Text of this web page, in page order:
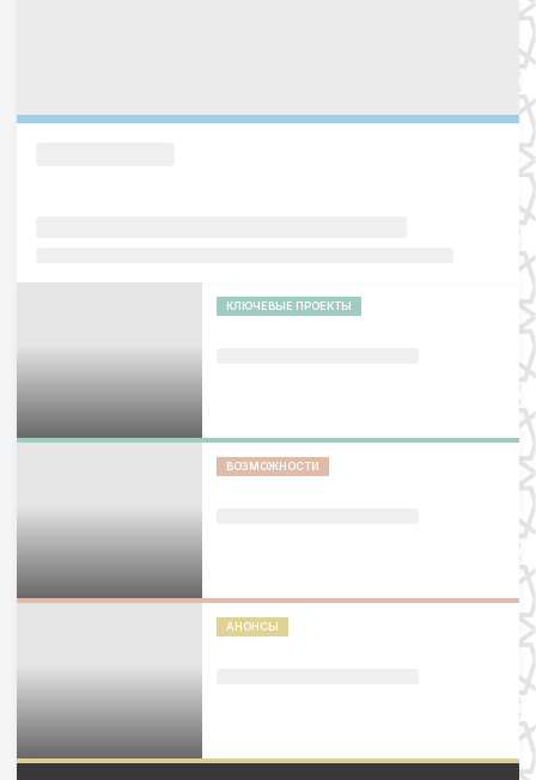
КЛЮЧЕВЫЕ ПРОЕКТЫ
ВОЗМОЖНОСТИ
АНОНСЫ